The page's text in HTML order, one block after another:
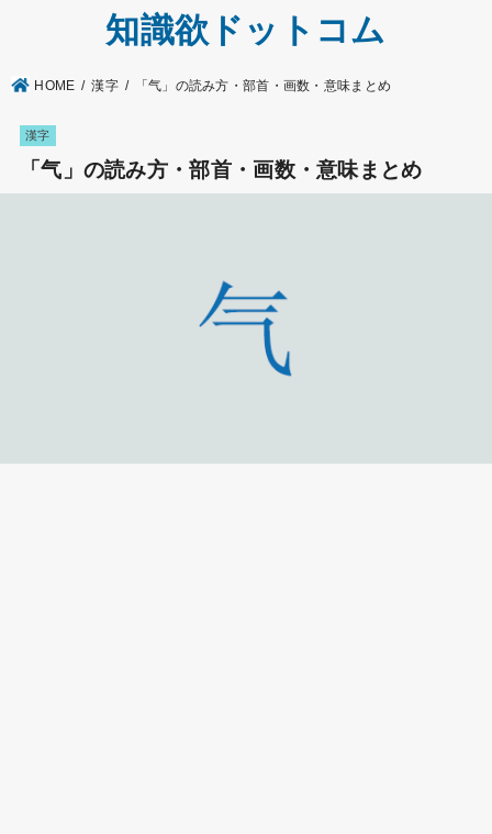
知識欲ドットコム
HOME 漢字 「气」の読み方・部首・画数・意味まとめ
漢字
「气」の読み方・部首・画数・意味まとめ